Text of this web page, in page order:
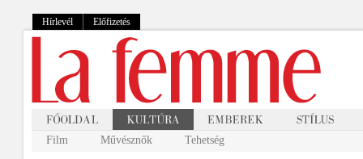
Hírlevél Előfizetés
Film Művésznők Tehetség